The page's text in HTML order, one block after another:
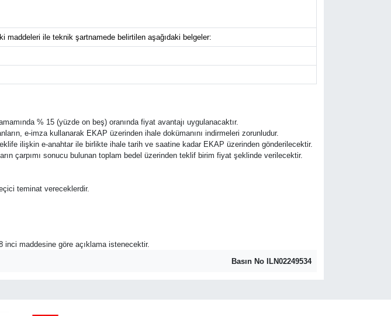
maddeleri ile teknik şartnamede belirtilen aşağıdaki belgeler:
% 15 (yüzde on beş) oranında fiyat avantajı uygulanacaktır.
e-imza kullanarak EKAP üzerinden ihale dokümanını indirmeleri zorunludur.
ilişkin e-anahtar ile birlikte ihale tarih ve saatine kadar EKAP üzerinden gönderilecektir.
çarpımı sonucu bulunan toplam bedel üzerinden teklif birim fiyat şeklinde verilecektir.
teminat vereceklerdir.
inci maddesine göre açıklama istenecektir.
Basın No ILN02249534